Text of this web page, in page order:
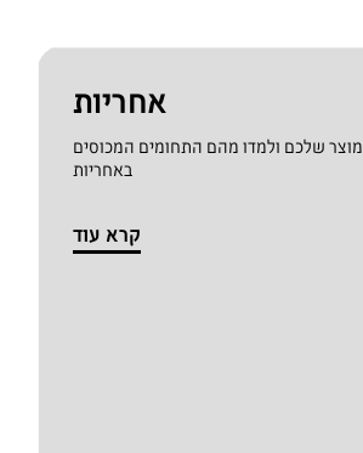
אחריות
שלכם ולמדו מהם התחומים המכוסים
באחריות
קרא עוד